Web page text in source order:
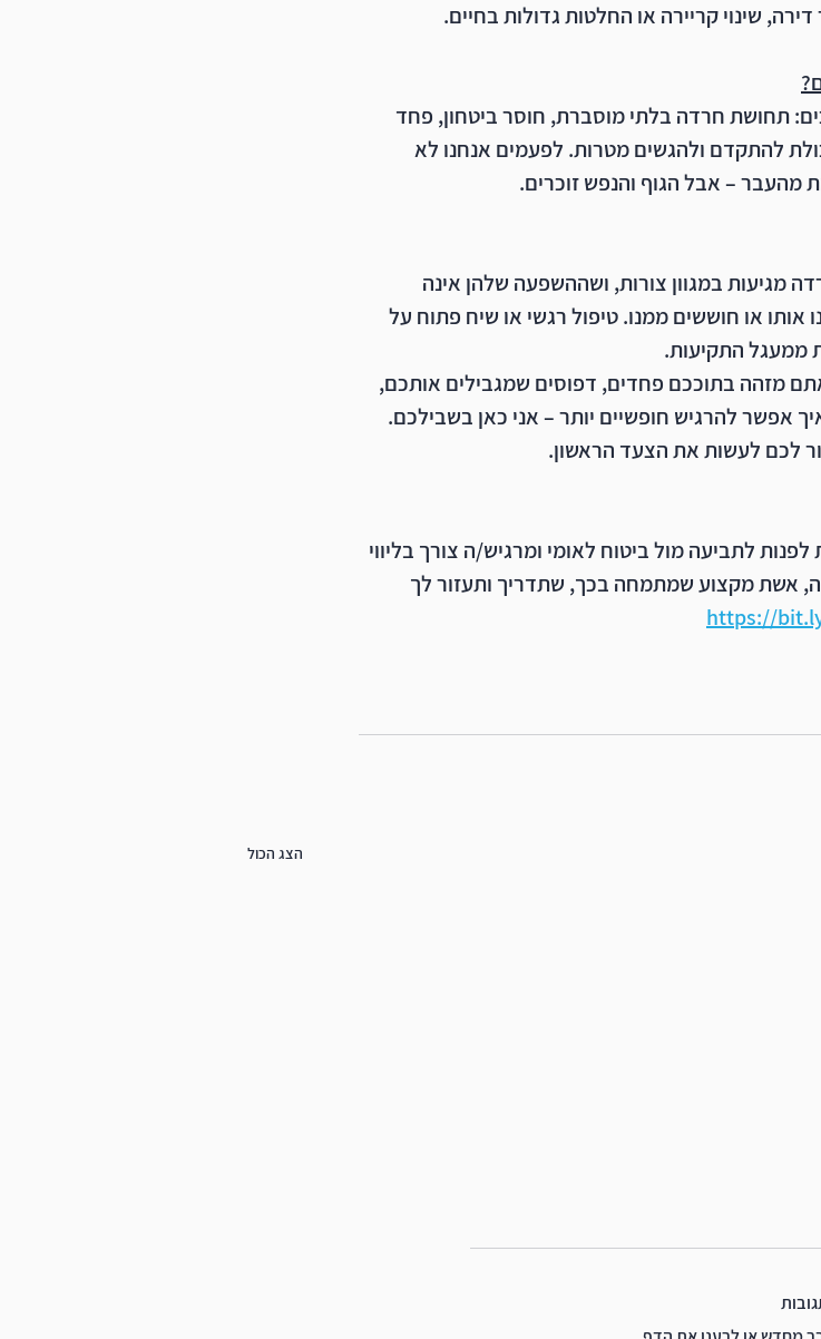
שינוי קריירה או החלטות גדולות בחיים.
תחושת חרדה בלתי מוסברת, חוסר ביטחון, פחד
להתקדם ולהגשים מטרות. לפעמים אנחנו לא
מהעבר – אבל הגוף והנפש זוכרים.
מגיעות במגוון צורות, ושההשפעה שלהן אינה
אותו או חוששים ממנו. טיפול רגשי או שיח פתוח על
ממעגל התקיעות.
מזהה בתוככם פחדים, דפוסים שמגבילים אותכם,
אפשר להרגיש חופשיים יותר – אני כאן בשבילכם.
לכם לעשות את הצעד הראשון.
לתביעה מול ביטוח לאומי ומרגיש/ה צורך בליווי
אשת מקצוע שמתמחה בכך, שתדריך ותעזור לך
https://
הצג הכול